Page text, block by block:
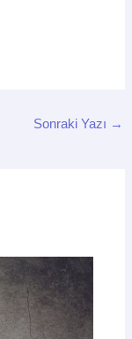
Sonraki Yazı →